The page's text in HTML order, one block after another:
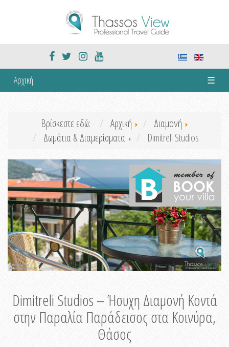
Αρχική ☰
Βρίσκεστε εδώ: Αρχική
Διαμονή
Δωμάτια & Διαμερίσματα
Dimitreli Studios
Dimitreli Studios – Ήσυχη Διαμονή Κοντά
στην Παραλία Παράδεισος στα Κοινύρα,
Θάσος